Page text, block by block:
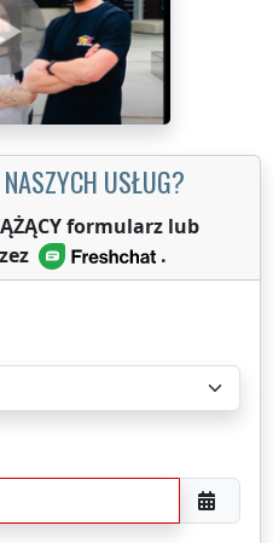
USŁUG?
formularz lub
.